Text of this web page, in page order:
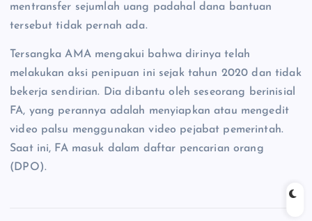
mentransfer sejumlah uang padahal dana bantuan
tersebut tidak pernah ada.
Tersangka AMA mengakui bahwa dirinya telah
melakukan aksi penipuan ini sejak tahun 2020 dan tidak
bekerja sendirian. Dia dibantu oleh seseorang berinisial
FA, yang perannya adalah menyiapkan atau mengedit
video palsu menggunakan video pejabat pemerintah.
Saat ini, FA masuk dalam daftar pencarian orang
(DPO).